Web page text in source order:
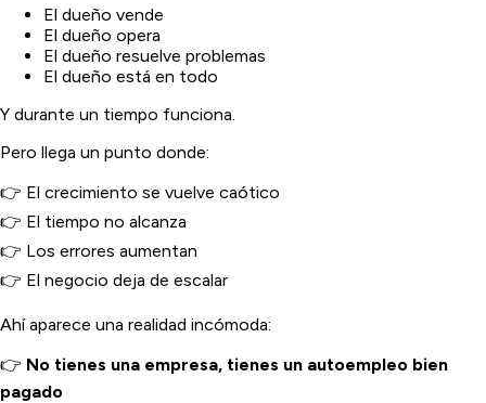
El dueño vende
El dueño opera
El dueño resuelve problemas
El dueño está en todo
Y durante un tiempo funciona.
Pero llega un punto donde:
👉 El crecimiento se vuelve caótico
👉 El tiempo no alcanza
👉 Los errores aumentan
👉 El negocio deja de escalar
Ahí aparece una realidad incómoda:
👉 No tienes una empresa, tienes un autoempleo bien
pagado